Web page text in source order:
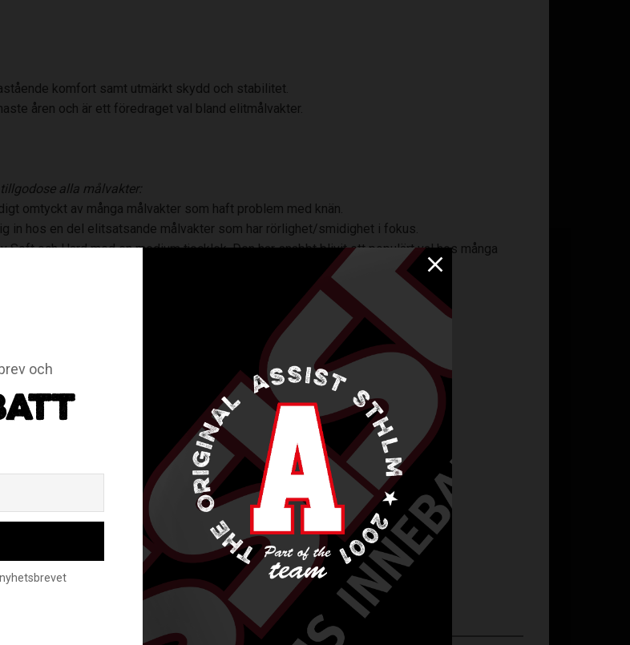
komfort samt utmärkt skydd och stabilitet.
åren och är ett föredraget val bland elitmålvakter.
alla målvakter:
omtyckt av många målvakter som haft problem med knän.
in hos en del elitsatsande målvakter som har rörlighet/smidighet i fokus.
Soft och Hard med en medium tjocklek. Den har snabbt blivit ett populärt val hos många
RELATERADE PRODUKTER
och